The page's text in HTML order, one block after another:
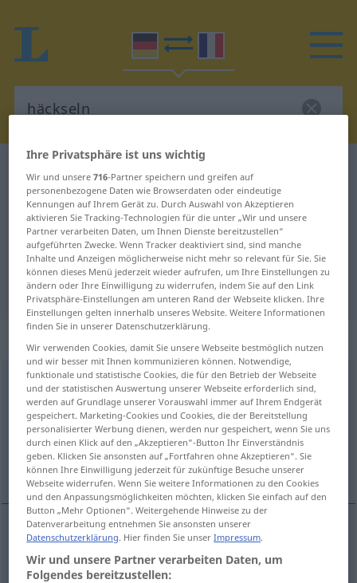
Deutsch-Französisch Übersetzung
für "häckseln"
"häckseln" Französisch
Übersetzung
„häckseln“ : transitives Verb
häckselnv/t <e̸ >
Übersicht aller Übersetzungen
(Für mehr Details die Übersetzung anklicken/antippen)
hacher
häckseln
Ihre Privatsphäre ist uns wichtig
Wir und unsere716-Partner speichern und greifen auf
personenbezogene Daten wie Browserdaten oder eindeutige
Kennungen auf Ihrem Gerät zu. Durch Auswahl von Akzeptieren
aktivieren Sie Tracking-Technologien für die unter „Wir und unsere
Partner verarbeiten Daten, um Ihnen Dienste bereitzustellen“
aufgeführten Zwecke. Wenn Tracker deaktiviert sind, sind manche
Inhalte und Anzeigen möglicherweise nicht mehr so relevant für Sie. Sie
können dieses Menü jederzeit wieder aufrufen, um Ihre Einstellungen zu
ändern oder Ihre Einwilligung zu widerrufen, indem Sie auf den Link
Privatsphäre-Einstellungen am unteren Rand der Webseite klicken. Ihre
Einstellungen gelten innerhalb unseres Website. Weitere Informationen
finden Sie in unserer Datenschutzerklärung.
Wir verwenden Cookies, damit Sie unsere Webseite bestmöglich nutzen
und wir besser mit Ihnen kommunizieren können. Notwendige,
funktionale und statistische Cookies, die für den Betrieb der Webseite
und der statistischen Auswertung unserer Webseite erforderlich sind,
werden auf Grundlage unserer Vorauswahl immer auf Ihrem Endgerät
gespeichert. Marketing-Cookies und Cookies, die der Bereitstellung
personalisierter Werbung dienen, werden nur gespeichert, wenn Sie uns
durch einen Klick auf den „Akzeptieren“-Button Ihr Einverständnis
geben. Klicken Sie ansonsten auf „Fortfahren ohne Akzeptieren“. Sie
können Ihre Einwilligung jederzeit für zukünftige Besuche unserer
Webseite widerrufen. Wenn Sie weitere Informationen zu den Cookies
und den Anpassungsmöglichkeiten möchten, klicken Sie einfach auf den
Button „Mehr Optionen“. Weitergehende Hinweise zu der
Datenverarbeitung entnehmen Sie ansonsten unserer
Datenschutzerklärung. Hier finden Sie unserImpressum.
Wir und unsere Partner verarbeiten Daten, um
Folgendes bereitzustellen: